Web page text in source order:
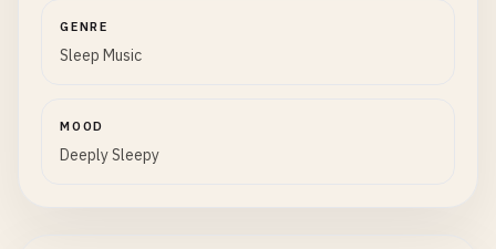
GENRE
Sleep Music
MOOD
Deeply Sleepy